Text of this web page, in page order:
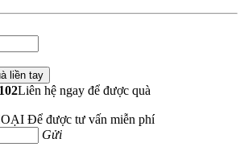
liền tay
Liên hệ ngay để được quà
Để được tư vấn miễn phí
Gửi